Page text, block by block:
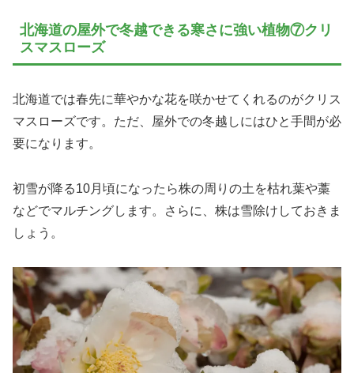
北海道の屋外で冬越できる寒さに強い植物⑦クリ
スマスローズ
北海道では春先に華やかな花を咲かせてくれるのがクリス
マスローズです。ただ、屋外での冬越しにはひと手間が必
要になります。
初雪が降る10月頃になったら株の周りの土を枯れ葉や藁
などでマルチングします。さらに、株は雪除けしておきま
しょう。